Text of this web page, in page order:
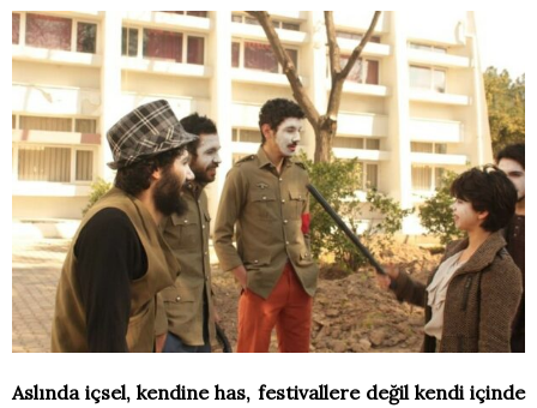
Aslında içsel, kendine has, festivallere değil kendi içinde